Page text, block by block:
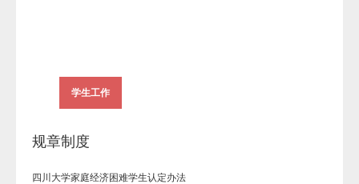
学生工作
规章制度
四川大学家庭经济困难学生认定办法